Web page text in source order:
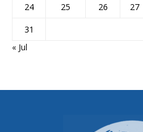
24
25 26 27
31
« Jul